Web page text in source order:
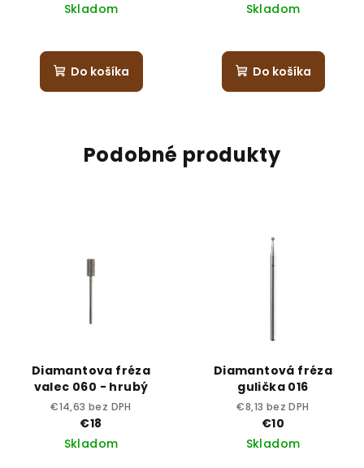
Skladom
Do košíka
Skladom
Do košíka
Podobné produkty
Diamantova fréza
valec 060 - hrubý
€14,63 bez DPH
€18
Skladom
Diamantová fréza
gulička 016
€8,13 bez DPH
€10
Skladom